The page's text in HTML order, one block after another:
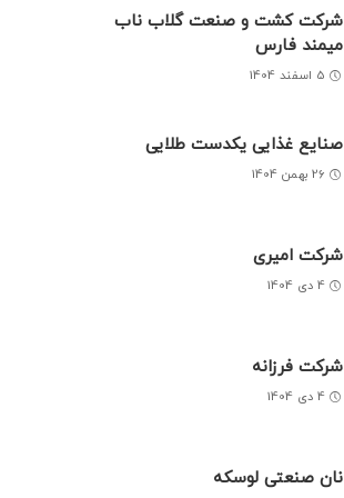
شرکت کشت و صنعت گلاب ناب
میمند فارس
5 اسفند 1404
صنایع غذایی یکدست طلایی
26 بهمن 1404
شرکت امیری
4 دی 1404
شرکت فرزانه
4 دی 1404
نان صنعتی لوسکه